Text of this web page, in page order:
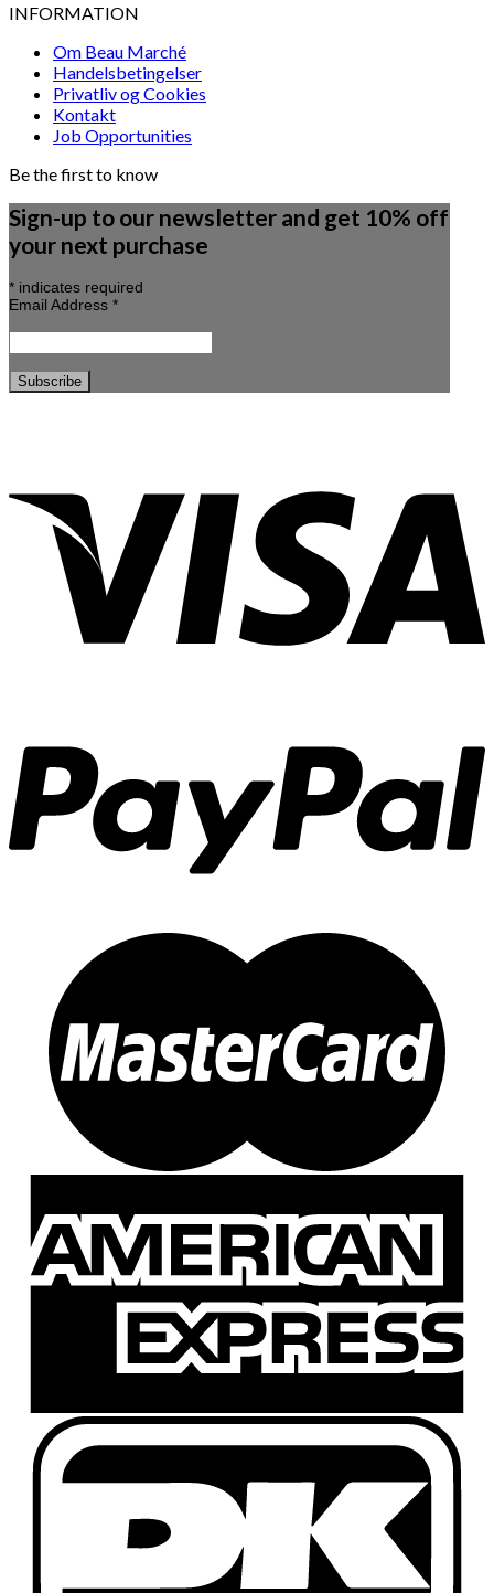
INFORMATION
Om Beau Marché
Handelsbetingelser
Privatliv og Cookies
Kontakt
Job Opportunities
Be the first to know
Sign-up to our newsletter and get 10% off
your next purchase
* indicates required
Email Address *